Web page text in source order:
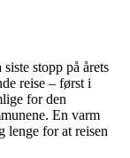
stopp på årets
reise – først i
for den
En varm
lenge for at reisen